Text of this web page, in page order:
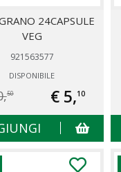
24CAPSULE
VEG
921563577
DISPONIBILE
50 € 5,10